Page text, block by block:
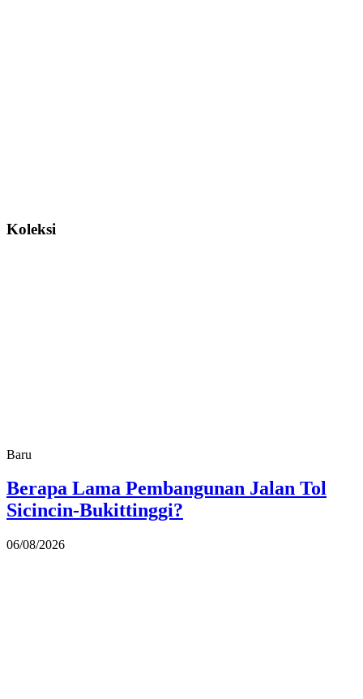
Koleksi
Baru
Berapa Lama Pembangunan Jalan Tol
Sicincin-Bukittinggi?
06/08/2026